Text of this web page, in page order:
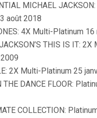
MICHAEL
août 2018
4X Multi-Platinum 16
THIS IS IT:
2X Multi-Platinum 25
THE DANCE FLOOR:
COLLECTION: